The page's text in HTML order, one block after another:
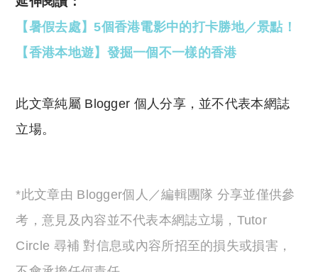
【暑假去處】5個香港電影中的打卡勝地／景點！
【香港本地遊】發掘一個不一樣的香港
此文章純屬 Blogger 個人分享，並不代表本網誌
立場。
*此文章由 Blogger個人／編輯團隊 分享並僅供參
考，意見及內容並不代表本網誌立場，Tutor
Circle 尋補 對信息或內容所招至的損失或損害，